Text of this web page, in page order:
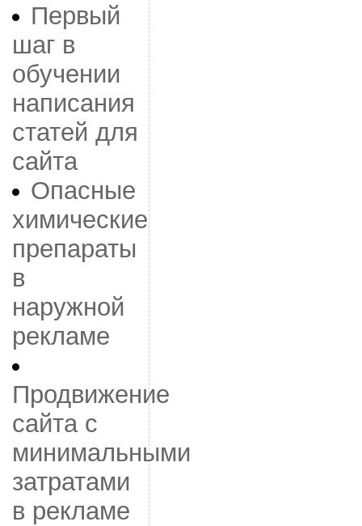
Первый
шаг в
обучении
написания
статей для
сайта
Опасные
химические
препараты
в
наружной
рекламе
Продвижение
сайта с
минимальными
затратами
в рекламе